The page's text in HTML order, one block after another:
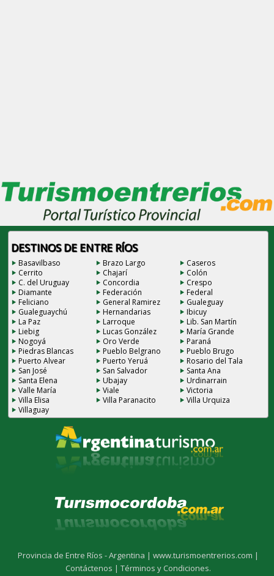
DESTINOS DE ENTRE RÍOS
Basavilbaso Brazo Largo
Caseros
Cerrito
Chajarí
Colón
C. del Uruguay
Concordia
Crespo
Diamante
Federación
Federal
Feliciano
General Ramirez
Gualeguay
Gualeguaychú
Hernandarias
Ibicuy
La Paz
Larroque
Lib. San Martín
Liebig
Lucas González
María Grande
Nogoyá
Oro Verde
Paraná
Piedras Blancas
Pueblo Belgrano
Pueblo Brugo
Puerto Alvear
Puerto Yeruá
Rosario del Tala
San José
San Salvador
Santa Ana
Santa Elena
Ubajay
Urdinarrain
Valle María
Viale
Victoria
Villa Elisa
Villa Paranacito
Villa Urquiza
Villaguay
Provincia de Entre Ríos - Argentina |www.turismoentrerios.com |
Contáctenos |Términos y Condiciones.